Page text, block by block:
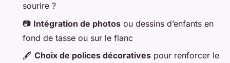
sourire ?
📷 Intégration de photos ou dessins d’enfants en
fond de tasse ou sur le flanc
🖋️ Choix de polices décoratives pour renforcer le